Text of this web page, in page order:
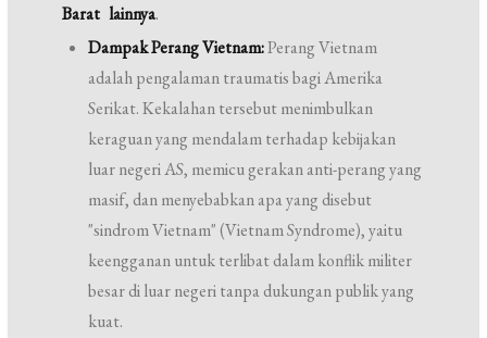
Barat lainnya.
Dampak Perang Vietnam:Perang Vietnam
adalah pengalaman traumatis bagi Amerika
Serikat. Kekalahan tersebut menimbulkan
keraguan yang mendalam terhadap kebijakan
luar negeri AS, memicu gerakan anti-perang yang
masif, dan menyebabkan apa yang disebut
"sindrom Vietnam" (Vietnam Syndrome), yaitu
keengganan untuk terlibat dalam konflik militer
besar di luar negeri tanpa dukungan publik yang
kuat.